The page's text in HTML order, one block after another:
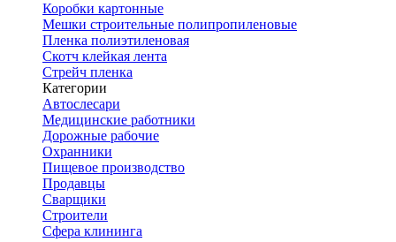
Коробки картонные
Мешки строительные полипропиленовые
Пленка полиэтиленовая
Скотч клейкая лента
Стрейч пленка
Категории
Автослесари
Медицинские работники
Дорожные рабочие
Охранники
Пищевое производство
Продавцы
Сварщики
Строители
Сфера клининга